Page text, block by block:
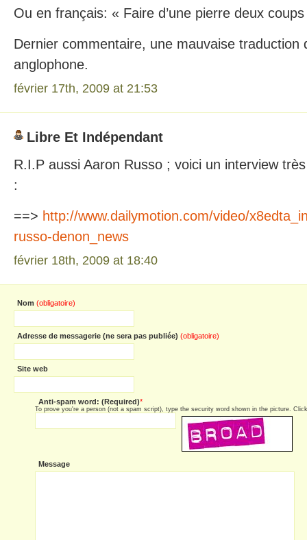
Ou en français: « Faire d’une pierre deux
Dernier commentaire, une mauvaise traduction
anglophone.
février 17th, 2009 at 21:53
Libre Et Indépendant
R.I.P aussi Aaron Russo ; voici un interview
:
==> http://www.dailymotion.com/video/
russo-denon_news
février 18th, 2009 at 18:40
Nom (obligatoire)
Adresse de messagerie (ne sera pas publiée) (obligatoire)
Site web
Anti-spam word: (Required)*
To prove you're a person (not a spam script), type the security word shown in the picture.
Message